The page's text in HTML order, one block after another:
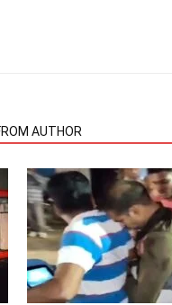
AUTHOR